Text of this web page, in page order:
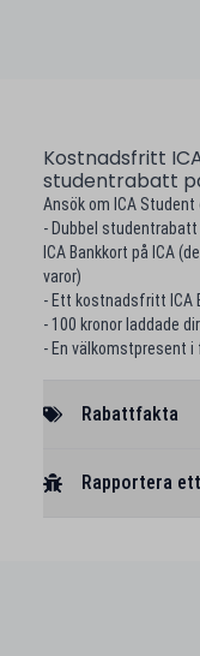
Kostnadsfritt
studentrabatt
Ansök om ICA Student
- Dubbel
ICA Bankkort på ICA
varor)
- Ett kostnadsfritt ICA
- 100 kronor laddade
- En välkomstpresent i
Rabattfakta
Rapportera